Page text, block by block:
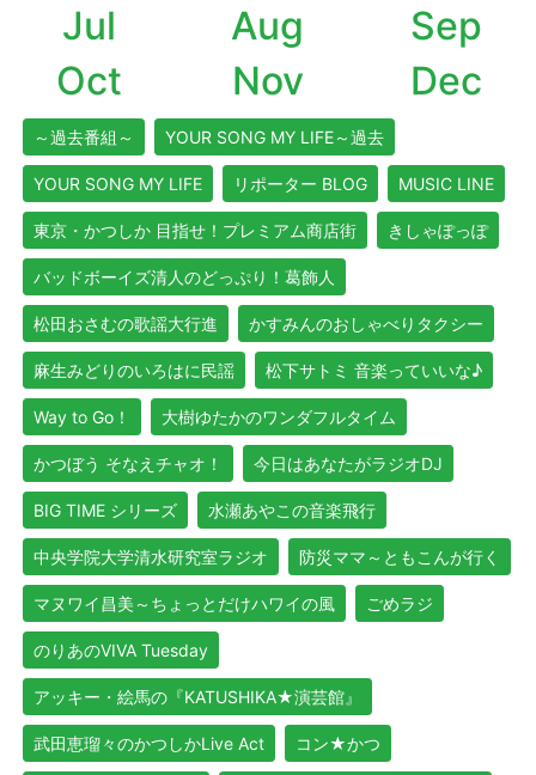
Jul
Aug
Sep
Oct
Nov Dec
～過去番組～ YOUR SONG MY LIFE～過去
YOUR SONG MY LIFE リポーター BLOG MUSIC LINE
東京・かつしか 目指せ！プレミアム商店街 きしゃぽっぽ
バッドボーイズ清人のどっぷり！葛飾人
松田おさむの歌謡大行進 かすみんのおしゃべりタクシー
麻生みどりのいろはに民謡 松下サトミ 音楽っていいな♪
Way to Go！ 大樹ゆたかのワンダフルタイム
かつぼう そなえチャオ！ 今日はあなたがラジオDJ
BIG TIME シリーズ 水瀬あやこの音楽飛行
中央学院大学清水研究室ラジオ 防災ママ～ともこんが行く
マヌワイ昌美～ちょっとだけハワイの風 ごめラジ
のりあのVIVA Tuesday
アッキー・絵馬の『KATUSHIKA★演芸館』
武田恵瑠々のかつしかLive Act コン★かつ